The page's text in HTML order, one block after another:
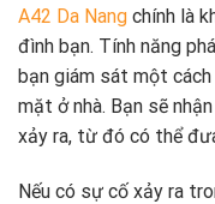
A42 Da Nang chính là
đình bạn. Tính năng
bạn giám sát một
mặt ở nhà. Bạn sẽ
xảy ra, từ đó có thể
Nếu có sự cố xảy ra